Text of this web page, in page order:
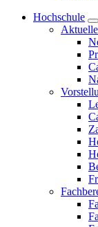
Hochschule